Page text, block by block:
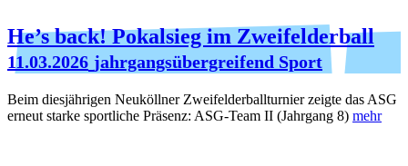
He’s back! Pokalsieg im Zweifelderball
11.03.2026 jahrgangsübergreifend Sport
Beim diesjährigen Neuköllner Zweifelderballturnier zeigte das ASG
erneut starke sportliche Präsenz: ASG‑Team II (Jahrgang 8) mehr